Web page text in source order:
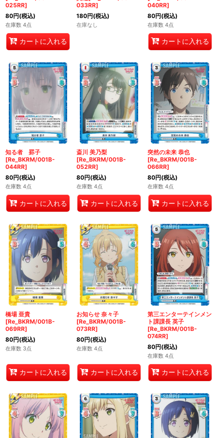
025RR]
80円(税込)
在庫数 4点
カートに入れる
033RR]
180円(税込)
在庫なし
040RR]
80円(税込)
在庫数 4点
カートに入れる
知る者 罫子
[Re_BKRM/001B-
044RR]
80円(税込)
在庫数 4点
カートに入れる
斎川 美乃梨
[Re_BKRM/001B-
052RR]
80円(税込)
在庫数 4点
カートに入れる
突然の未来 恭也
[Re_BKRM/001B-
066RR]
80円(税込)
在庫数 4点
カートに入れる
橋場 亜貴
[Re_BKRM/001B-
069RR]
80円(税込)
在庫数 3点
カートに入れる
お知らせ 奈々子
[Re_BKRM/001B-
073RR]
80円(税込)
在庫数 4点
カートに入れる
第三エンターテインメン
ト課課長 英子
[Re_BKRM/001B-
074RR]
80円(税込)
在庫数 4点
カートに入れる